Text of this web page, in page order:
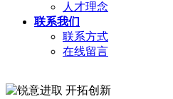
人才理念
联系我们
联系方式
在线留言